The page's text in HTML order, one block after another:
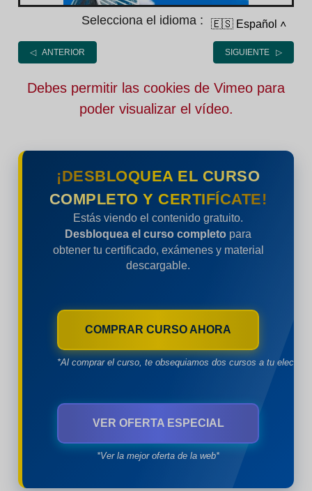
Selecciona el idioma : 🇪🇸 Español ˄
◁ ANTERIOR SIGUIENTE ▷
Debes permitir las cookies de Vimeo para
poder visualizar el vídeo.
¡DESBLOQUEA EL CURSO
COMPLETO Y CERTIFÍCATE!
Estás viendo el contenido gratuito.
Desbloquea el curso completo para
obtener tu certificado, exámenes y material
descargable.
COMPRAR CURSO AHORA
*Al comprar el curso, te obsequiamos dos cursos a tu
VER OFERTA ESPECIAL
*Ver la mejor oferta de la web*